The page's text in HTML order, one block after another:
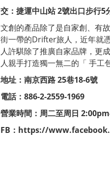
交：捷運中山站 2號出口步行5
文創的產品除了是自家創、有
街一帶的Drifter旅人，近年就
人許騏除了推廣自家品牌，更
人親手打造獨一無二的「 手工包
地址：南京西路 25巷18-6號
電話：886-2-2559-1969
營業時間：周二至周日
FB： https://